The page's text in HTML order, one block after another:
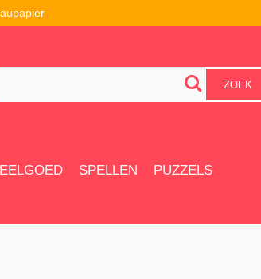
ZOEK
SPELLEN PUZZELS